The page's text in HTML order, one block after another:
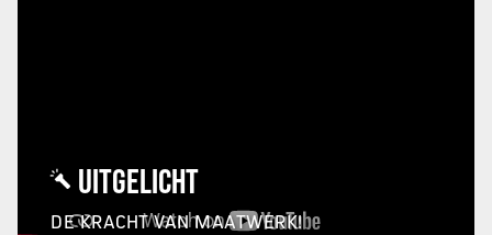
UITGELICHT
DE KRACHT VAN MAATWERK!